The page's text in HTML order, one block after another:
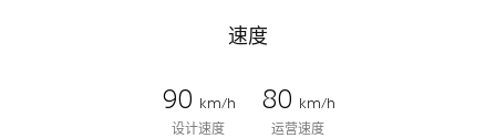
速度
90
km/h
设计速度
80
km/h
运营速度